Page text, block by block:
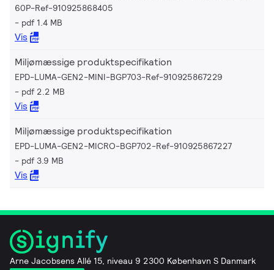
60P-Ref-910925868405
pdf 1.4 MB
Vis
Miljømæssige produktspecifikation
EPD-LUMA-GEN2-MINI-BGP703-Ref-910925867229
pdf 2.2 MB
Vis
Miljømæssige produktspecifikation
EPD-LUMA-GEN2-MICRO-BGP702-Ref-910925867227
pdf 3.9 MB
Vis
Arne Jacobsens Allé 15, niveau 9 2300 København S Danmark